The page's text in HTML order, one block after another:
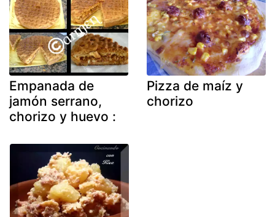
Empanada de
jamón serrano,
chorizo y huevo :
Pizza de maíz y
chorizo